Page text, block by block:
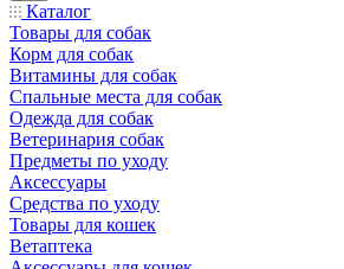
Каталог
Товары для собак
Корм для собак
Витамины для собак
Спальные места для собак
Одежда для собак
Ветеринария собак
Предметы по уходу
Аксессуары
Средства по уходу
Товары для кошек
Ветаптека